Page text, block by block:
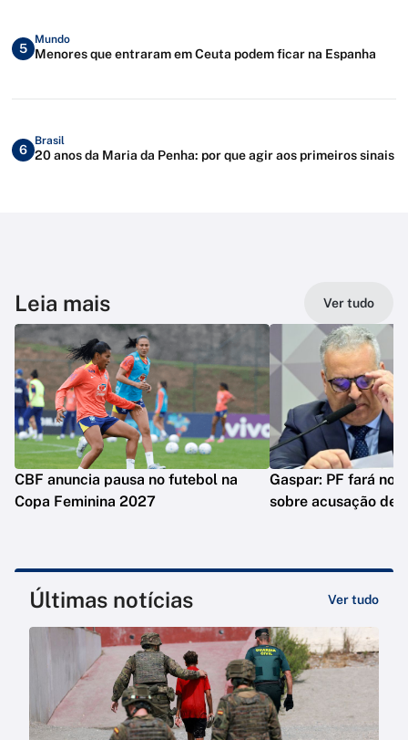
5
Mundo
Menores que entraram em Ceuta podem ficar na Espanha
6
Brasil
20 anos da Maria da Penha: por que agir aos primeiros sinais
Leia mais Ver tudo
CBF anuncia pausa no futebol na
Copa Feminina 2027
Gaspar: PF fará
sobre acusação de
Últimas notícias Ver tudo